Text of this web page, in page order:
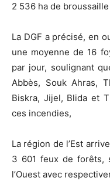
2 536 ha de
La DGF a précisé, en
une moyenne de 16
par jour, soulignant
Abbès, Souk Ahras,
Biskra, Jijel, Blida et
ces incendies,
La région de l’Est
3 601 feux de forêts,
l’Ouest avec